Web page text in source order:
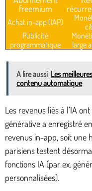
freemium
Achat in-app (IAP)
Publicité
programmatique
large
A lire aussi Les
contenu automatique
Les revenus liés à l’IA
générative a enregistré
revenus in-app, soit une
parisiens testent
fonctions IA (par ex.
personnalisées).